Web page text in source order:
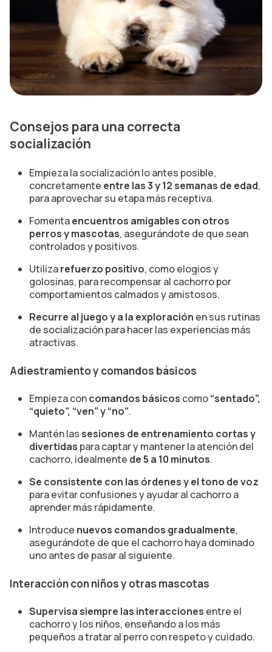
Consejos para una correcta
socialización
Empieza la socialización lo antes posible,
concretamente entre las 3 y 12 semanas de edad,
para aprovechar su etapa más receptiva.
Fomentaencuentros amigables con otros
perros y mascotas, asegurándote de que sean
controlados y positivos.
Utilizarefuerzo positivo, como elogios y
golosinas, para recompensar al cachorro por
comportamientos calmados y amistosos.
Recurre al juego y a la exploración en sus rutinas
de socialización para hacer las experiencias más
atractivas.
Adiestramiento y comandos básicos
Empieza concomandos básicos como“sentado”,
“quieto”, “ven” y “no”.
Mantén las sesiones de entrenamiento cortas y
divertidas para captar y mantener la atención del
cachorro, idealmente de 5 a 10 minutos.
Se consistente con las órdenes y el tono de voz
para evitar confusiones y ayudar al cachorro a
aprender más rápidamente.
Introduce nuevos comandos gradualmente,
asegurándote de que el cachorro haya dominado
uno antes de pasar al siguiente.
Interacción con niños y otras mascotas
Supervisa siempre las interacciones entre el
cachorro y los niños, enseñando a los más
pequeños a tratar al perro con respeto y cuidado.